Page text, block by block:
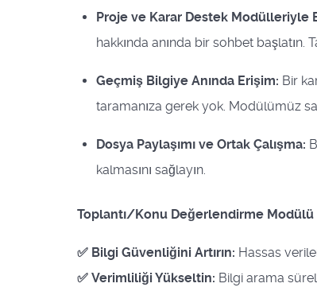
Proje ve Karar Destek Modülleriyle
hakkında anında bir sohbet başlatın.
Geçmiş Bilgiye Anında Erişim: Bir
taramanıza gerek yok. Modülümüz
Dosya Paylaşımı ve Ortak Çalışma:
kalmasını sağlayın.
Toplantı/Konu Değerlendirme Modülü
✅ Bilgi Güvenliğini Artırın: Hassas
✅ Verimliliği Yükseltin: Bilgi arama